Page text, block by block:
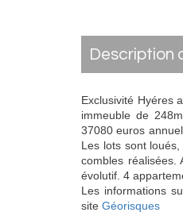
description
Exclusivité Hyéres
immeuble de
37080 euros
Les lots sont
combles réalisées.
évolutif. 4
Les informations
site Géorisques